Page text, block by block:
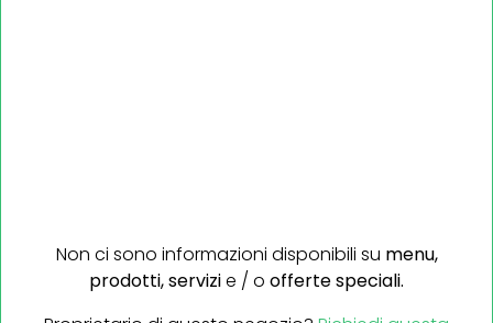
Non ci sono informazioni disponibili su menu,
prodotti,servizie / o offerte speciali.